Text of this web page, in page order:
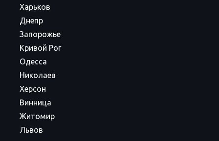
Харьков
Днепр
Запорожье
Кривой Рог
Одесса
Николаев
Херсон
Винница
Житомир
Львов